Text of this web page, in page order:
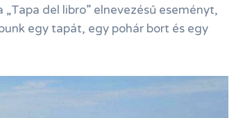
del libro” elnevezésű eseményt,
egy tapát, egy pohár bort és egy